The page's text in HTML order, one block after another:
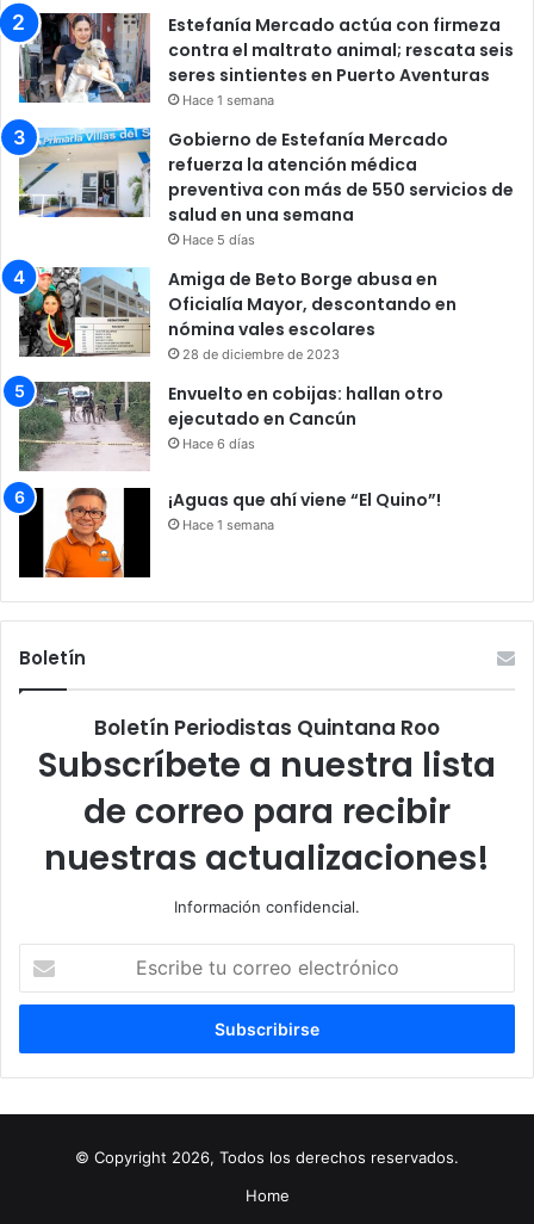
Estefanía Mercado actúa con firmeza
contra el maltrato animal; rescata seis
seres sintientes en Puerto Aventuras
Hace 1 semana
Gobierno de Estefanía Mercado
refuerza la atención médica
preventiva con más de 550 servicios de
salud en una semana
Hace 5 días
Amiga de Beto Borge abusa en
Oficialía Mayor, descontando en
nómina vales escolares
28 de diciembre de 2023
Envuelto en cobijas: hallan otro
ejecutado en Cancún
Hace 6 días
¡Aguas que ahí viene “El Quino”!
Hace 1 semana
Boletín
Boletín Periodistas Quintana Roo
Subscríbete a nuestra lista
de correo para recibir
nuestras actualizaciones!
Información confidencial.
correo
© Copyright 2026, Todos los derechos reservados.
Home